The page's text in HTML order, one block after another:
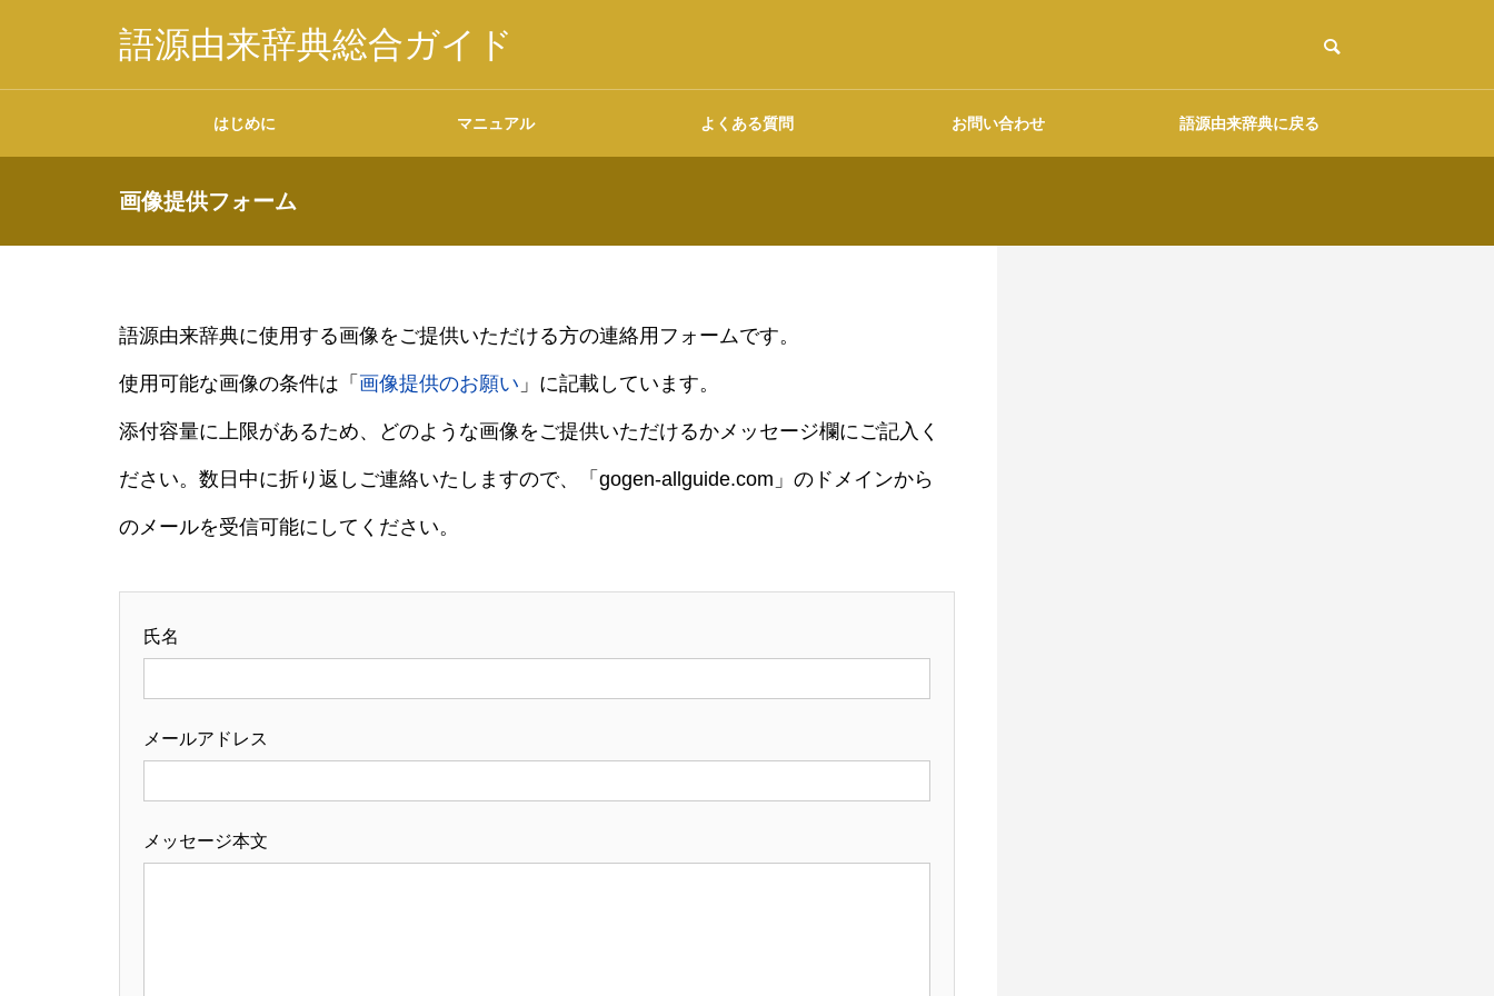
語源由来辞典総合ガイド
はじめに マニュアル よくある質問 お問い合わせ 語源由来辞典に戻る
掲載内容について 語源・由来の調べ方 ご協力のお願い
データの二次利用につ
いて
画像提供フォーム
語源由来辞典に使用する画像をご提供いただける方の連絡用フォームです。
使用可能な画像の条件は「 画像提供のお願い 」に記載しています。
添付容量に上限があるため、どのような画像をご提供いただけるかメッセージ欄にご記入く
ださい。数日中に折り返しご連絡いたしますので、「gogen-allguide.com」のドメインから
のメールを受信可能にしてください。
氏名
メールアドレス
メッセージ本文